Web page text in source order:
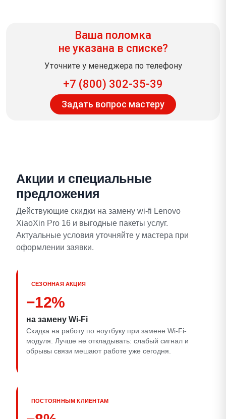
Ваша поломка
не указана в списке?
Уточните у менеджера по телефону
+7 (800) 302-35-39
Задать вопрос мастеру
Акции и специальные
предложения
Действующие скидки на замену wi-fi Lenovo
XiaoXin Pro 16 и выгодные пакеты услуг.
Актуальные условия уточняйте у мастера при
оформлении заявки.
СЕЗОННАЯ АКЦИЯ
−12%
на замену Wi‑Fi
Скидка на работу по ноутбуку при замене Wi‑Fi-
модуля. Лучше не откладывать: слабый сигнал и
обрывы связи мешают работе уже сегодня.
ПОСТОЯННЫМ КЛИЕНТАМ